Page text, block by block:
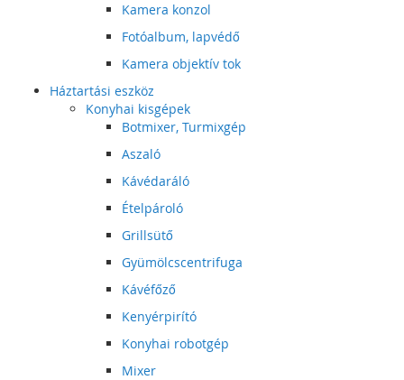
Kamera konzol
Fotóalbum, lapvédő
Kamera objektív tok
Háztartási eszköz
Konyhai kisgépek
Botmixer, Turmixgép
Aszaló
Kávédaráló
Ételpároló
Grillsütő
Gyümölcscentrifuga
Kávéfőző
Kenyérpirító
Konyhai robotgép
Mixer